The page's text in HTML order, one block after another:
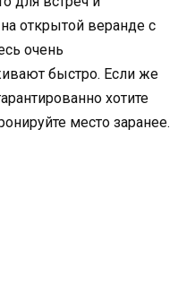
открытой веранде с
очень
быстро. Если же
хотите
место заранее.